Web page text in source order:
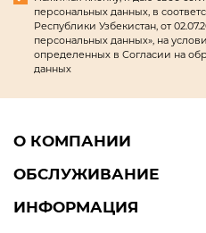
персональных данных, в
Республики Узбекистан, от
персональных данных», на
определенных в Согласии на
данных
О КОМПАНИИ
Об Ashley Furniture
Контакты
ОБСЛУЖИВАНИЕ
Справочный центр
ИНФОРМАЦИЯ